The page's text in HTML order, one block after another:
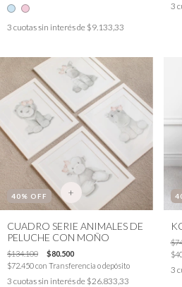
3 cuotas sin interés de $9.133,33
3
40% OFF +
CUADRO SERIE ANIMALES DE
PELUCHE CON MOÑO
$134.100
$80.500
$72.450con Transferencia o depósito
3 cuotas sin interés de $26.833,33
3